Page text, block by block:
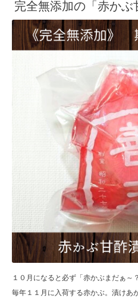
完全無添加の「赤かぶ
１０月になると必ず「赤かぶまだぁ～
毎年１１月に入荷する赤かぶ。漬けあ